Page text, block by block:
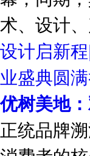
幕；同期
术、设计
设计启新
业盛典圆
优树美地
正统品牌